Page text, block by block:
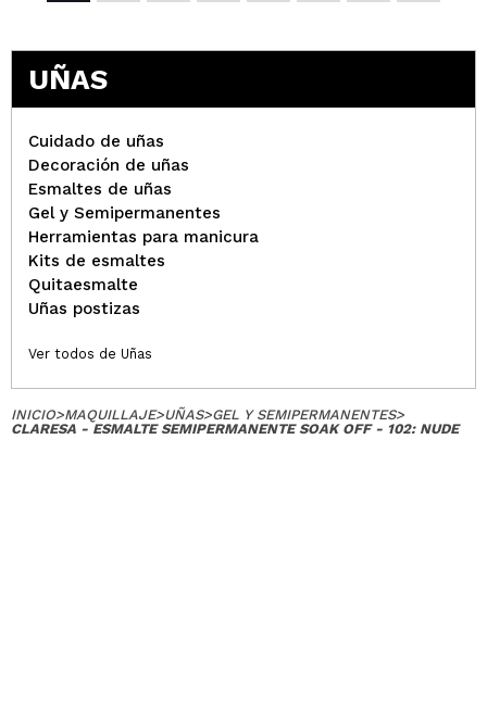
UÑAS
Cuidado de uñas
Decoración de uñas
Esmaltes de uñas
Gel y Semipermanentes
Herramientas para manicura
Kits de esmaltes
Quitaesmalte
Uñas postizas
Ver todos de Uñas
INICIO>MAQUILLAJE>UÑAS>GEL Y SEMIPERMANENTES>
CLARESA - ESMALTE SEMIPERMANENTE SOAK OFF - 102: NUDE